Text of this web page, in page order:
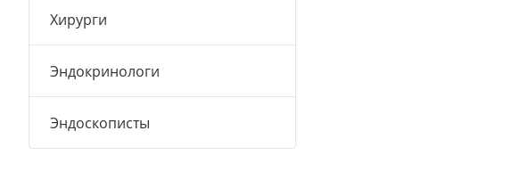
Хирурги
Эндокринологи
Эндоскописты